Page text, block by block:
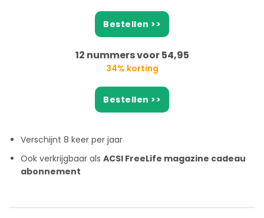
Bestellen >>
12 nummers voor 54,95
34% korting
Bestellen >>
Verschijnt 8 keer per jaar
Ook verkrijgbaar als ACSI FreeLife magazine cadeau
abonnement